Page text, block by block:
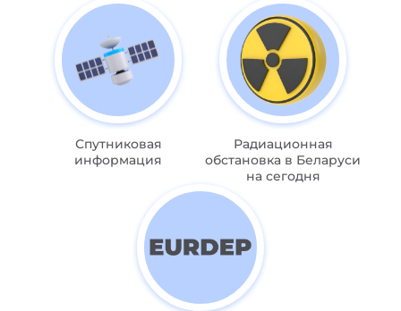
Спутниковая
информация
Радиационная
обстановка в Беларуси
на сегодня